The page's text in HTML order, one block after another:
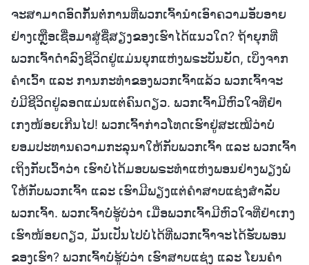
ຈະສາມາດອົດກັ້ນຕໍ່ການທີ່ພວກເຈົ້ານໍາເອົາຄວາມອັບອາຍ
ຢ່າງເຫຼືອເຊື່ອມາສູ່ຊື່ສຽງຂອງເຮົາໄດ້ແນວໃດ? ຖ້າຍຸກທີ່
ພວກເຈົ້າດຳລົງຊີວິດຢູ່ແມ່ນຍຸກແຫ່ງພຣະບັນຍັດ, ເບິ່ງຈາກ
ຄໍາເວົ້າ ແລະ ການກະທໍາຂອງພວກເຈົ້າແລ້ວ ພວກເຈົ້າຈະ
ບໍ່ມີຊີວິດຢູ່ລອດແມ່ນແຕ່ຄົນດຽວ. ພວກເຈົ້າມີຫົວໃຈທີ່ຢໍາ
ເກງໜ້ອຍເກີນໄປ! ພວກເຈົ້າກ່າວໂທດເຮົາຢູ່ສະເໝີວ່າບໍ່
ຍອມປະທານຄວາມກະລຸນາໃຫ້ກັບພວກເຈົ້າ ແລະ ພວກເຈົ້າ
ເຖິງກັບເວົ້າວ່າ ເຮົາບໍ່ໄດ້ມອບພຣະທຳແຫ່ງພອນຢ່າງພຽງພໍ
ໃຫ້ກັບພວກເຈົ້າ ແລະ ເຮົາມີພຽງແຕ່ຄໍາສາບແຊ່ງສໍາລັບ
ພວກເຈົ້າ. ພວກເຈົ້າບໍ່ຮູ້ບໍວ່າ ເມື່ອພວກເຈົ້າມີຫົວໃຈທີ່ຢໍາເກງ
ເຮົາໜ້ອຍດຽວ, ມັນເປັນໄປບໍ່ໄດ້ທີ່ພວກເຈົ້າຈະໄດ້ຮັບພອນ
ຂອງເຮົາ? ພວກເຈົ້າບໍ່ຮູ້ບໍວ່າ ເຮົາສາບແຊ່ງ ແລະ ໂຍນຄຳ